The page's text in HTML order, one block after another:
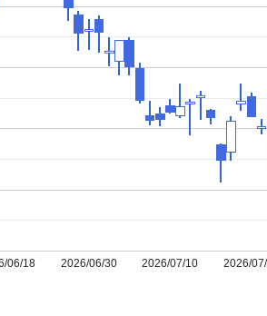
06/18 2026/06/30 2026/07/10 2026/